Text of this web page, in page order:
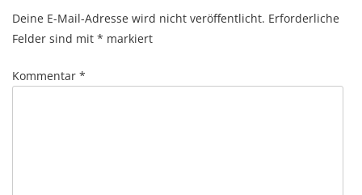
Deine E-Mail-Adresse wird nicht veröffentlicht. Erforderliche
Felder sind mit * markiert
Kommentar *